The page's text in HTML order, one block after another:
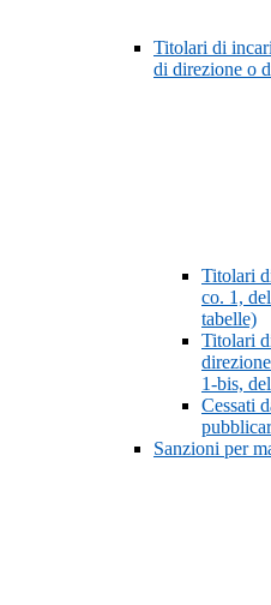
Titolari di
di direzione o
Titolari
co. 1,
tabelle)
Titolari
1-bis,
Cessati
Sanzioni per